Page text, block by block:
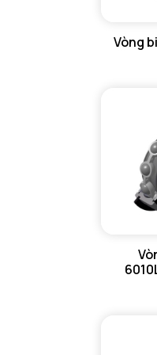
GỐI ĐỠ NTN
PHỤ KIỆN
MÁY GIA
Vòng